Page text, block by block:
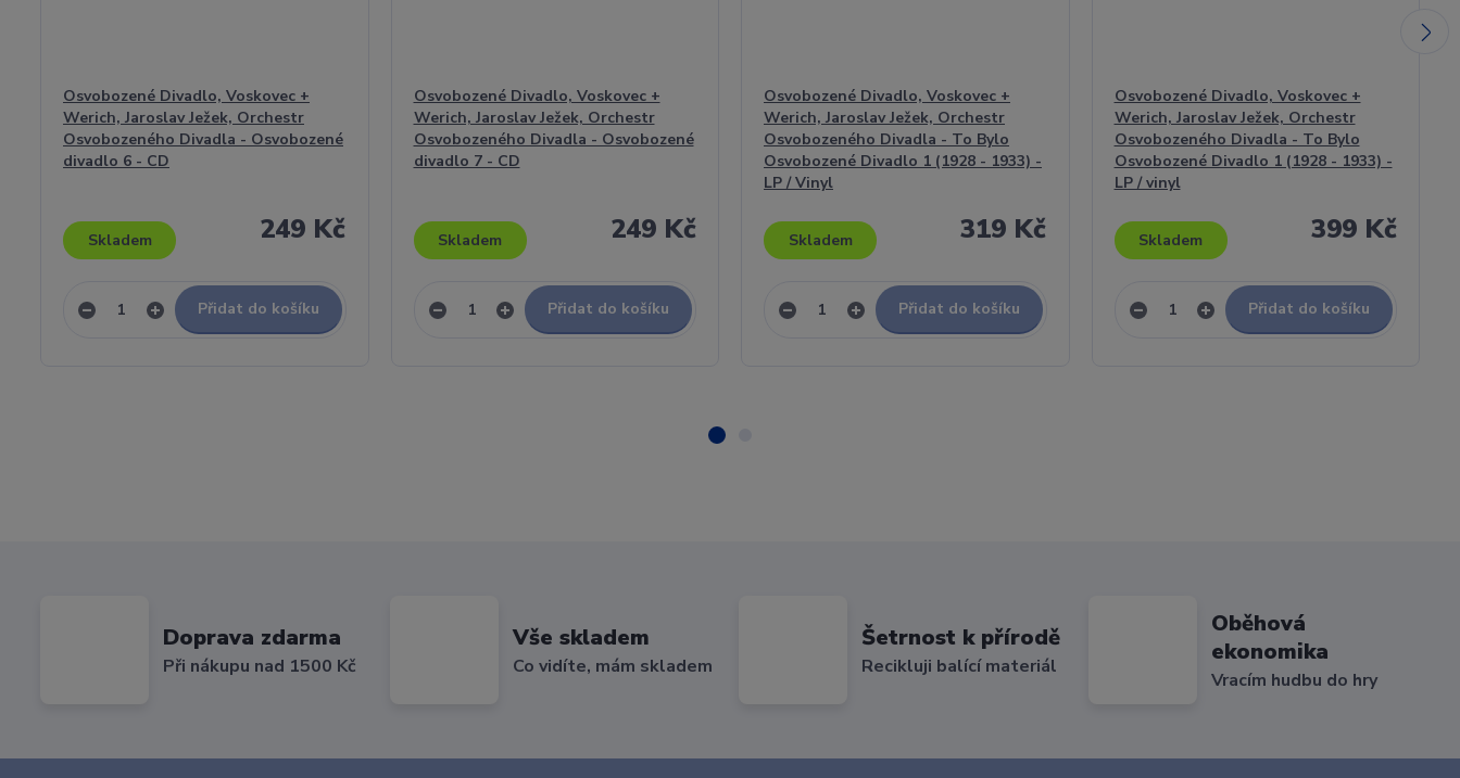
Osvobozené Divadlo, Voskovec +
Werich, Jaroslav Ježek, Orchestr
Osvobozeného Divadla - Osvobozené
divadlo 6 - CD
249 Kč
Skladem
Přidat do košíku
Osvobozené Divadlo, Voskovec +
Werich, Jaroslav Ježek, Orchestr
Osvobozeného Divadla - Osvobozené
divadlo 7 - CD
249 Kč
Skladem
Přidat do košíku
Osvobozené Divadlo, Voskovec +
Werich, Jaroslav Ježek, Orchestr
Osvobozeného Divadla - To Bylo
Osvobozené Divadlo 1 (1928 - 1933) -
LP / Vinyl
319 Kč
Skladem
Přidat do košíku
Osvobozené Divadlo, Voskovec +
Werich, Jaroslav Ježek, Orchestr
Osvobozeného Divadla - To Bylo
Osvobozené Divadlo 1 (1928 - 1933) -
LP / vinyl
399 Kč
Skladem
Přidat do košíku
Doprava zdarma
Při nákupu nad 1500 Kč
Vše skladem
Co vidíte, mám skladem
Šetrnost k přírodě
Recikluji balící materiál
Oběhová
ekonomika
Vracím hudbu do hry